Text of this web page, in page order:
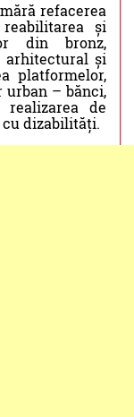
refacerea
și
din bronz,
arhitectural și
platformelor,
– bănci,
de
cu dizabilități.